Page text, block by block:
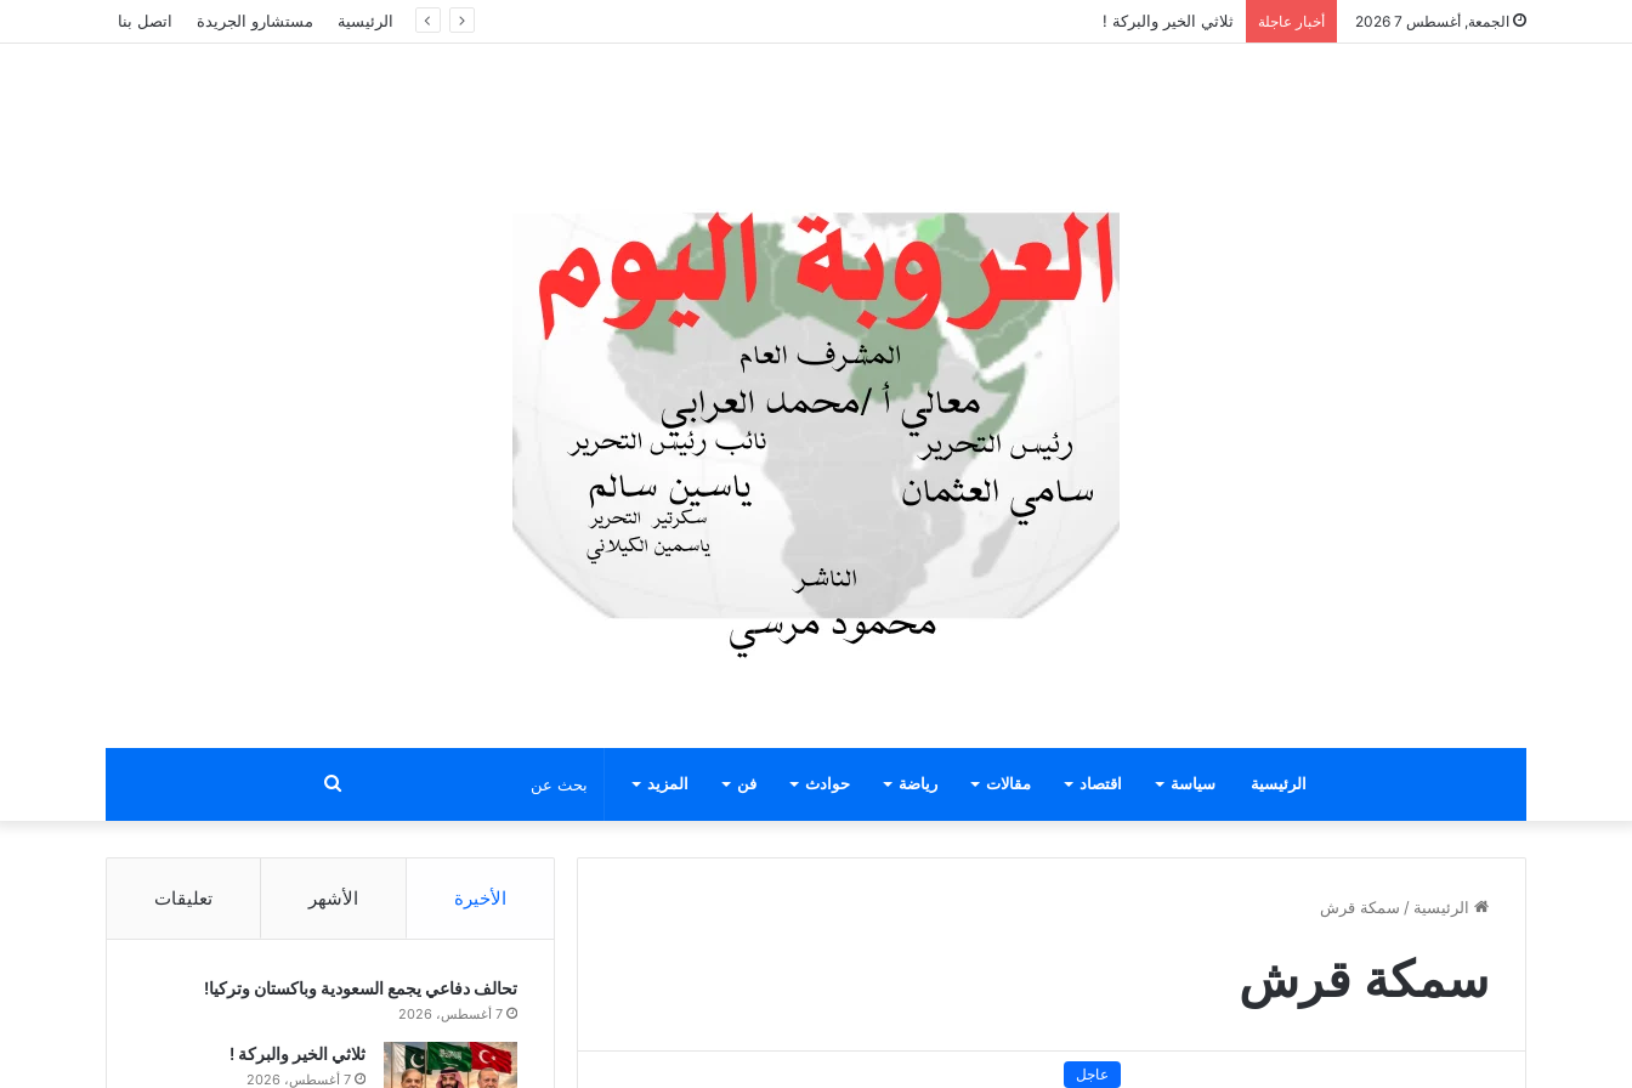
الجمعة, أغسطس 7 2026 أخبار عاجلة ثلاثي الخير والبركة ! الرئيسية مستشارو الجريدة اتصل بنا
الرئيسية سياسة اقتصاد مقالات رياضة حوادث فن المزيد بحث
عن
الرئيسية / سمكة قرش
سمكة قرش
عاجل
الأخيرة الأشهر تعليقات
تحالف دفاعي يجمع السعودية وباكستان وتركيا!
7 أغسطس، 2026
ثلاثي الخير والبركة !
7 أغسطس، 2026